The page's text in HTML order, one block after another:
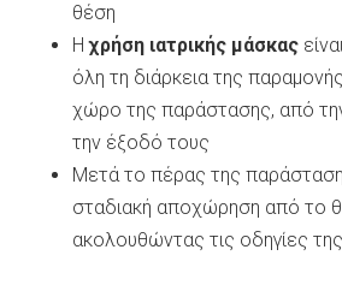
θέση
Ηχρήση ιατρικής μάσκας
όλη τη διάρκεια της
χώρο της παράστασης, από
την έξοδό τους
Μετά το πέρας της
σταδιακή αποχώρηση από το
ακολουθώντας τις οδηγίες